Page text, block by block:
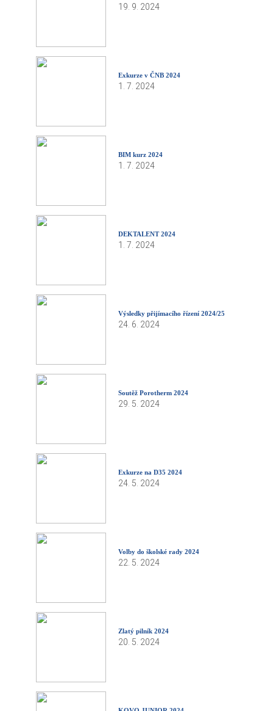
19. 9. 2024
Exkurze v ČNB 2024
1. 7. 2024
BIM kurz 2024
1. 7. 2024
DEKTALENT 2024
1. 7. 2024
Výsledky přijímacího řízení 2024/25
24. 6. 2024
Soutěž Porotherm 2024
29. 5. 2024
Exkurze na D35 2024
24. 5. 2024
Volby do školské rady 2024
22. 5. 2024
Zlatý pilník 2024
20. 5. 2024